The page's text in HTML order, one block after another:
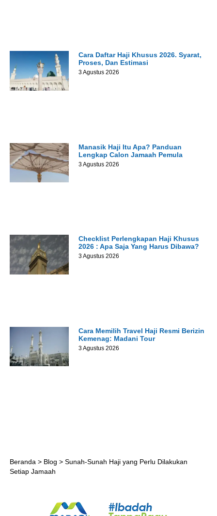
Cara Daftar Haji Khusus 2026. Syarat,
Proses, Dan Estimasi
3 Agustus 2026
Manasik Haji Itu Apa? Panduan
Lengkap Calon Jamaah Pemula
3 Agustus 2026
Checklist Perlengkapan Haji Khusus
2026 : Apa Saja Yang Harus Dibawa?
3 Agustus 2026
Cara Memilih Travel Haji Resmi Berizin
Kemenag: Madani Tour
3 Agustus 2026
Beranda > Blog > Sunah-Sunah Haji yang Perlu Dilakukan
Setiap Jamaah